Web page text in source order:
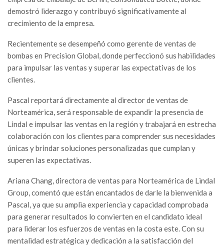
demostró liderazgo y contribuyó significativamente al
crecimiento de la empresa.
Recientemente se desempeñó como gerente de ventas de
bombas en Precision Global, donde perfeccionó sus habilidades
para impulsar las ventas y superar las expectativas de los
clientes.
Pascal reportará directamente al director de ventas de
Norteamérica, será responsable de expandir la presencia de
Lindal e impulsar las ventas en la región y trabajará en estrecha
colaboración con los clientes para comprender sus necesidades
únicas y brindar soluciones personalizadas que cumplan y
superen las expectativas.
Ariana Chang, directora de ventas para Norteamérica de Lindal
Group, comentó que están encantados de darle la bienvenida a
Pascal, ya que su amplia experiencia y capacidad comprobada
para generar resultados lo convierten en el candidato ideal
para liderar los esfuerzos de ventas en la costa este. Con su
mentalidad estratégica y dedicación a la satisfacción del